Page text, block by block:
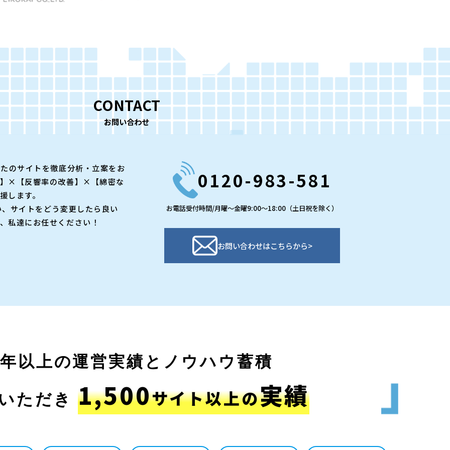
CONTACT
お問い合わせ
のサイトを徹底分析・立案をお
×【反響率の改善】×【綿密な
します。
サイトをどう変更したら良い
私達にお任せください！
0120-983-581
お電話受付時間/月曜～金曜9:00～18:00（土日祝を除く）
お問い合わせはこちらから>
以上の運営実績とノウハウ蓄積
ただき1,500サイト以上の実績